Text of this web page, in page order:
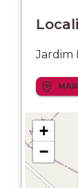
Jardim
+
−